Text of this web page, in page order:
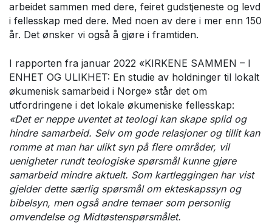
arbeidet sammen med dere, feiret gudstjeneste og levd
i fellesskap med dere. Med noen av dere i mer enn 150
år. Det ønsker vi også å gjøre i framtiden.
I rapporten fra januar 2022 «KIRKENE SAMMEN – I
ENHET OG ULIKHET: En studie av holdninger til lokalt
økumenisk samarbeid i Norge» står det om
utfordringene i det lokale økumeniske fellesskap:
«Det er neppe uventet at teologi kan skape splid og
hindre samarbeid. Selv om gode relasjoner og tillit kan
romme at man har ulikt syn på flere områder, vil
uenigheter rundt teologiske spørsmål kunne gjøre
samarbeid mindre aktuelt. Som kartleggingen har vist
gjelder dette særlig spørsmål om ekteskapssyn og
bibelsyn, men også andre temaer som personlig
omvendelse og Midtøstenspørsmålet.